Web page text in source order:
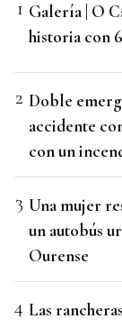
Galería | O
historia con
Doble
accidente
con un
Una mujer
un autobús
Ourense
Las